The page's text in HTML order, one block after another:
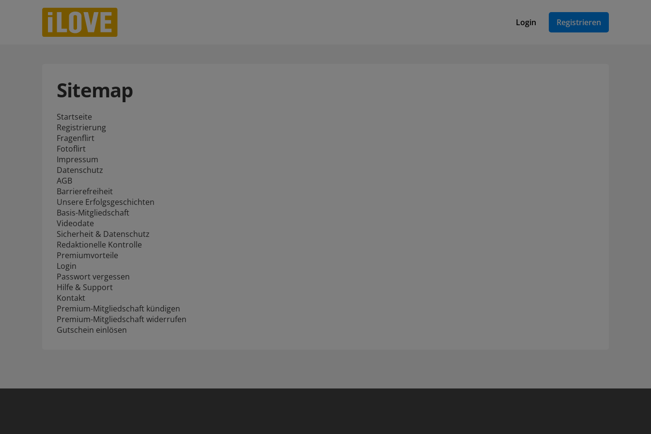
Login Registrieren
Sitemap
Startseite
Registrierung
Fragenflirt
Fotoflirt
Impressum
Datenschutz
AGB
Barrierefreiheit
Unsere Erfolgsgeschichten
Basis-Mitgliedschaft
Videodate
Sicherheit & Datenschutz
Redaktionelle Kontrolle
Premiumvorteile
Login
Passwort vergessen
Hilfe & Support
Kontakt
Premium-Mitgliedschaft kündigen
Premium-Mitgliedschaft widerrufen
Gutschein einlösen